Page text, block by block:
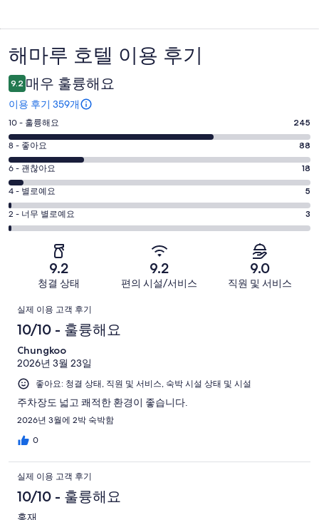
이
용
후
기
해마루 호텔 이용 후기
9.2 매우 훌륭해요
이용 후기 359개
평
점
10
-
훌
륭
해
요.
후
기
245
개
10 - 훌륭해요 245
평
점
8
-
좋
아
후
중
88
개
8 - 좋아요 88
평
점
6
-
괜
개
이
후
기
중
개
6 - 괜찮아요 18
평
점
4
359
개
이
용
후
중
개
4 - 별로예요 5
평
점
별
로
요.
359
개
이
용
기
중
개
2 - 너무 별로예요 3
9.2
청결 상태
9.2
편의 시설/서비스
9.0
직원 및 서비스
이
용
후
기
실제 이용 고객 후기
10/10 - 훌륭해요
Chungkoo
2026년 3월 23일
좋아요: 청결 상태, 직원 및 서비스, 숙박 시설 상태 및 시설
주차장도 넓고 쾌적한 환경이 좋습니다.
2026년 3월에 2박 숙박함
0
실제 이용 고객 후기
10/10 - 훌륭해요
홍재